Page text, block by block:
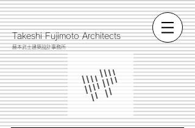
​Takeshi Fujimoto Architects
藤本武士建築設計事務所